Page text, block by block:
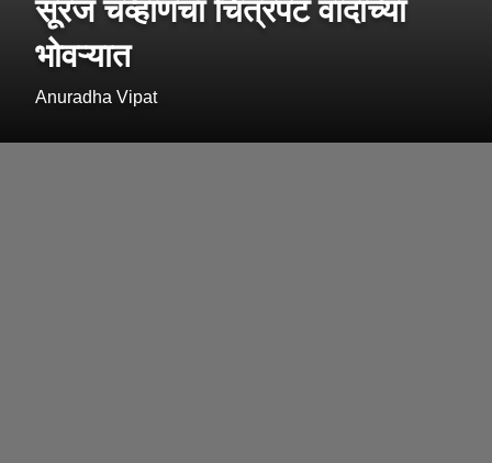
सूरज चव्हाणचा चित्रपट वादाच्या
भोवऱ्यात
Anuradha Vipat